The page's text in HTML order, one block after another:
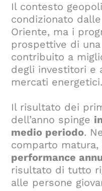
Il contesto
condizionato
Oriente, ma i
prospettive di una
contribuito a
degli investitori e
mercati energetici.
Il risultato dei
dell’anno spinge
medio periodo.
comparto
performance
risultato di tutto
alle persone